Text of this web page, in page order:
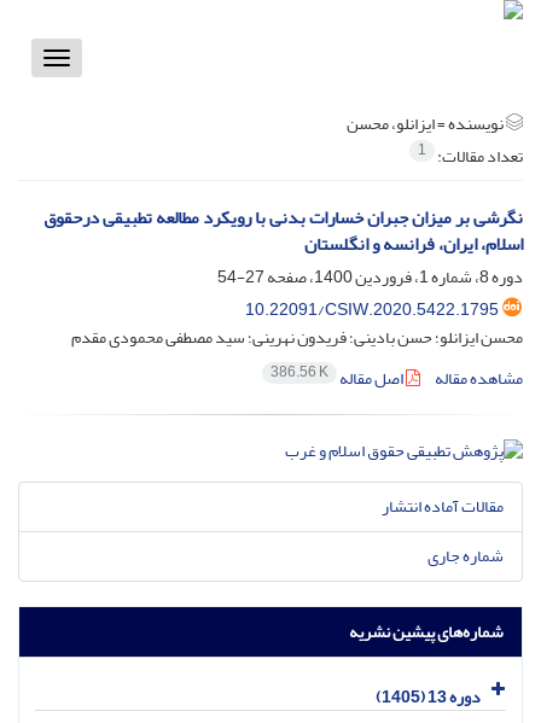
Toggle
نویسنده =ایزانلو، محسن
تعداد مقالات: 1
نگرشی بر میزان جبران خسارات بدنی با رویکرد مطالعه تطبیقی درحقوق
اسلام، ایران، فرانسه و انگلستان
دوره 8، شماره 1، فروردین 1400، صفحه
27-54
10.22091/CSIW.2020.5422.1795
محسن ایزانلو؛ حسن بادینی؛ فریدون نهرینی؛ سید مصطفی محمودی مقدم
مشاهده مقاله
اصل مقاله 386.56 K
مقالات آماده انتشار
شماره جاری
شماره‌های پیشین نشریه
دوره 13 (1405)